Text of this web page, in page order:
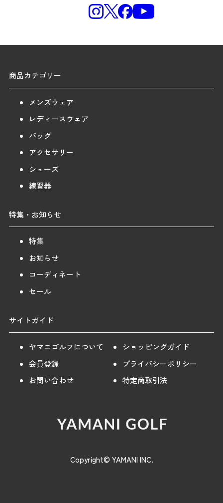
商品カテゴリー
メンズウェア
レディースウェア
バッグ
アクセサリー
シューズ
練習器
特集・お知らせ
特集
お知らせ
コーディネート
セール
サイトガイド
ヤマニゴルフについて
ショッピングガイド
会員登録
プライバシーポリシー
お問い合わせ
特定商取引法
Copyright© YAMANI INC.